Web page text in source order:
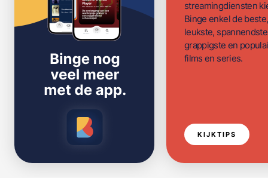
streamingdiensten
Binge enkel de beste,
leukste,
grappigste en
films en series.
KIJKTIPS